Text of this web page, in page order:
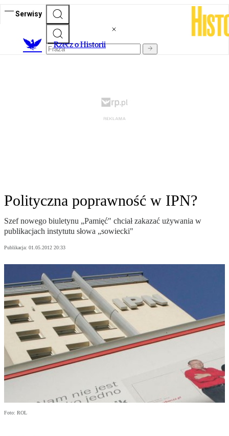
Serwisy
Rzecz o Historii
Polityczna poprawność w IPN?
Szef nowego biuletynu „Pamięć" chciał zakazać używania w
publikacjach instytutu słowa „sowiecki"
Publikacja: 01.05.2012 20:33
Foto: ROL